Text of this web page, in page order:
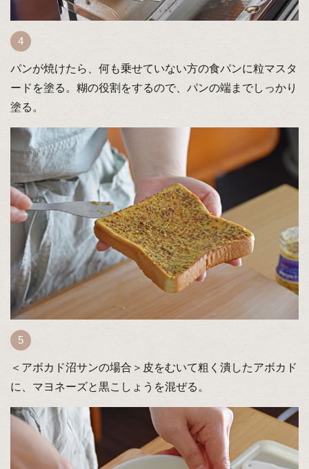
パンが焼けたら、何も乗せていない方の食パンに粒マスタ
ードを塗る。糊の役割をするので、パンの端までしっかり
塗る。
＜アボカド沼サンの場合＞皮をむいて粗く潰したアボカド
に、マヨネーズと黒こしょうを混ぜる。